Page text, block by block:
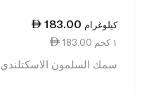
183.00 كيلوغرام
183.00 ١ كجم
سمك السلمون الاسكتلندي